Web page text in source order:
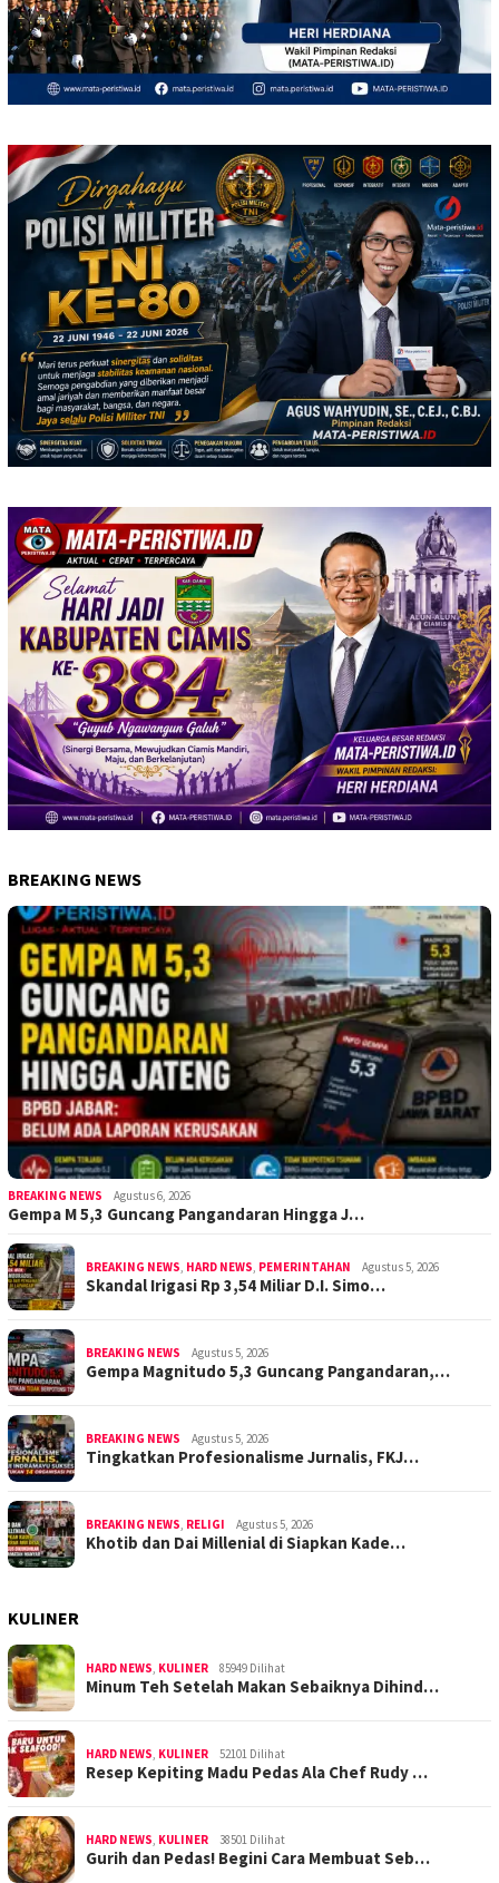
BREAKING NEWS
BREAKING NEWS Agustus 6, 2026
Gempa M 5,3 Guncang Pangandaran Hingga J…
BREAKING NEWS, HARD NEWS, PEMERINTAHAN Agustus 5, 2026
Skandal Irigasi Rp 3,54 Miliar D.I. Simo…
BREAKING NEWS Agustus 5, 2026
Gempa Magnitudo 5,3 Guncang Pangandaran,…
BREAKING NEWS Agustus 5, 2026
Tingkatkan Profesionalisme Jurnalis, FKJ…
BREAKING NEWS, RELIGI Agustus 5, 2026
Khotib dan Dai Millenial di Siapkan Kade…
KULINER
HARD NEWS, KULINER 85949 Dilihat
Minum Teh Setelah Makan Sebaiknya Dihind…
HARD NEWS, KULINER 52101 Dilihat
Resep Kepiting Madu Pedas Ala Chef Rudy …
HARD NEWS, KULINER 38501 Dilihat
Gurih dan Pedas! Begini Cara Membuat Seb…